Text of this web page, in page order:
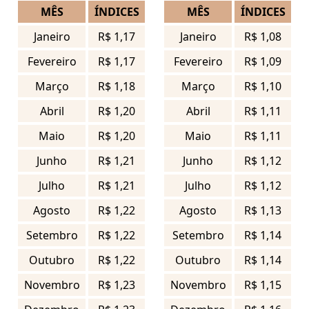
MÊS
ÍNDICES
Janeiro
R$ 1,17
Fevereiro
R$ 1,17
Março
R$ 1,18
Abril
R$ 1,20
Maio
R$ 1,20
Junho
R$ 1,21
Julho
R$ 1,21
Agosto
R$ 1,22
Setembro
R$ 1,22
Outubro
R$ 1,22
Novembro
R$ 1,23
MÊS
ÍNDICES
Janeiro
R$ 1,08
Fevereiro
R$ 1,09
Março
R$ 1,10
Abril
R$ 1,11
Maio
R$ 1,11
Junho
R$ 1,12
Julho
R$ 1,12
Agosto
R$ 1,13
Setembro
R$ 1,14
Outubro
R$ 1,14
Novembro
R$ 1,15